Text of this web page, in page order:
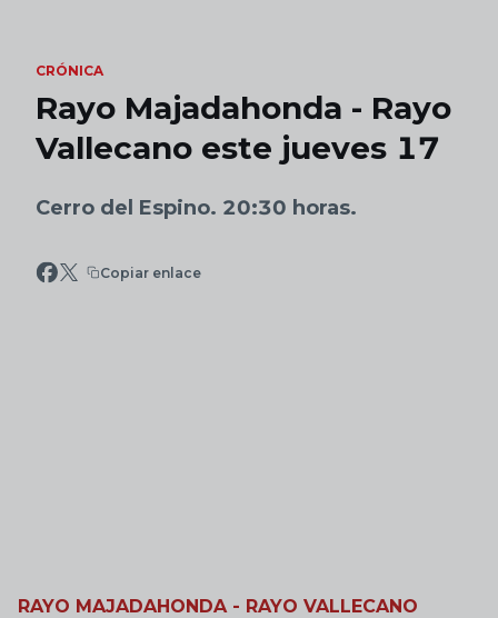
CRÓNICA
Rayo Majadahonda - Rayo
Vallecano este jueves 17
Cerro del Espino. 20:30 horas.
Copiar enlace
RAYO MAJADAHONDA - RAYO VALLECANO